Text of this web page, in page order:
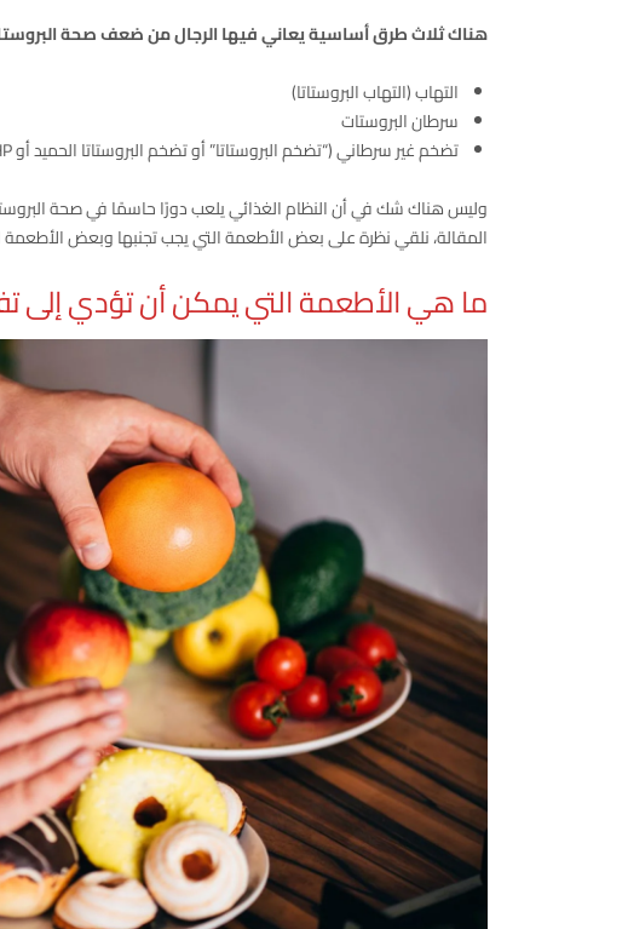
هناك ثلاث طرق أساسية يعاني فيها الرجال من ضعف صحة
التهاب (التهاب البروستاتا)
سرطان البروستات
تضخم غير سرطاني (“تضخم البروستاتا” أو تضخم البروستاتا الحميد أو BHP).
وليس هناك شك في أن النظام الغذائي يلعب دورًا حاسمًا في صحة
المقالة، نلقي نظرة على بعض الأطعمة التي يجب تجنبها وبعض الأطعمة
ما هي الأطعمة التي يمكن أن تؤدي إلى